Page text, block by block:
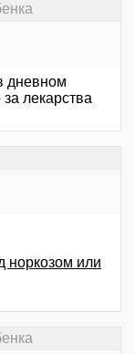
дневном
лекарства
норкозом или